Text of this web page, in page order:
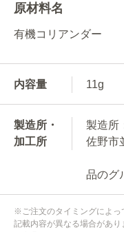
原材料名
有機コリアンダー
内容量 11g
製造所・
加工所
製造所
佐野市
※東
品のグ
※ご注文のタイミングによっ
記載内容が異なる場合があり